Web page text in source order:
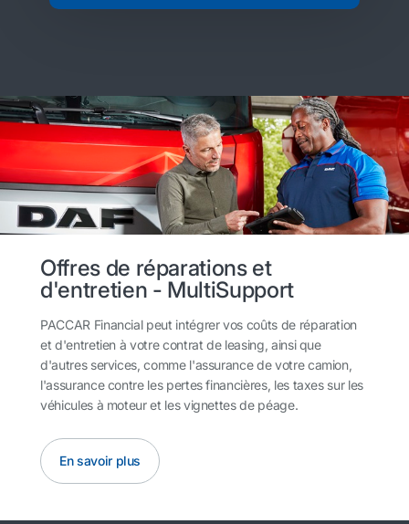
Offres de réparations et
d'entretien - MultiSupport
PACCAR Financial peut intégrer vos coûts de réparation
et d'entretien à votre contrat de leasing, ainsi que
d'autres services, comme l'assurance de votre camion,
l'assurance contre les pertes financières, les taxes sur les
véhicules à moteur et les vignettes de péage.
En savoir plus